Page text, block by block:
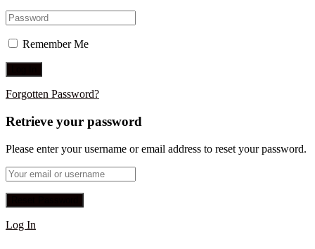
Remember Me
Forgotten Password?
Retrieve your password
Please enter your username or email address to reset your password.
Log In